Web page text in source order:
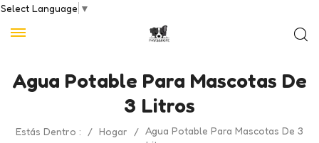
Select Language ▼
Agua Potable Para Mascotas De
3 Litros
Estás Dentro : / Hogar / Agua Potable Para Mascotas De 3